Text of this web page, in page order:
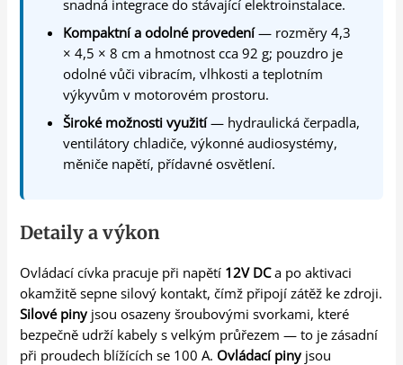
snadná integrace do stávající elektroinstalace.
Kompaktní a odolné provedení— rozměry 4,3
× 4,5 × 8 cm a hmotnost cca 92 g; pouzdro je
odolné vůči vibracím, vlhkosti a teplotním
výkyvům v motorovém prostoru.
Široké možnosti využití— hydraulická čerpadla,
ventilátory chladiče, výkonné audiosystémy,
měniče napětí, přídavné osvětlení.
Detaily a výkon
Ovládací cívka pracuje při napětí 12V DCa po aktivaci
okamžitě sepne silový kontakt, čímž připojí zátěž ke zdroji.
Silové piny jsou osazeny šroubovými svorkami, které
bezpečně udrží kabely s velkým průřezem — to je zásadní
při proudech blížících se 100 A. Ovládací piny jsou